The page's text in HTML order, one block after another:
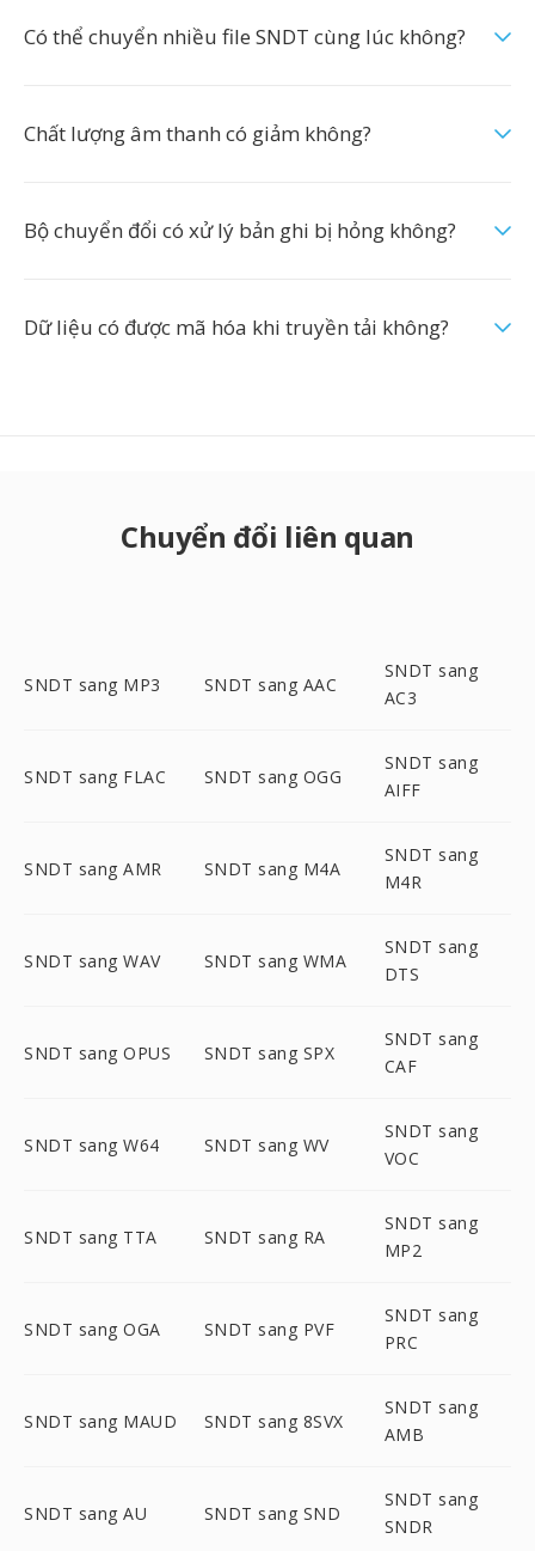
Có thể chuyển nhiều file SNDT cùng lúc không?
Chất lượng âm thanh có giảm không?
Bộ chuyển đổi có xử lý bản ghi bị hỏng không?
Dữ liệu có được mã hóa khi truyền tải không?
Chuyển đổi liên quan
SNDT sang MP3 SNDT sang AAC
SNDT sang
AC3
SNDT sang FLAC SNDT sang OGG
SNDT sang
AIFF
SNDT sang AMR SNDT sang M4A
SNDT sang
M4R
SNDT sang WAV SNDT sang WMA
SNDT sang
DTS
SNDT sang OPUS SNDT sang SPX
SNDT sang
CAF
SNDT sang W64 SNDT sang WV
SNDT sang
VOC
SNDT sang TTA SNDT sang RA
SNDT sang
MP2
SNDT sang OGA SNDT sang PVF
SNDT sang
PRC
SNDT sang MAUD SNDT sang 8SVX
SNDT sang
AMB
SNDT sang AU SNDT sang SND
SNDT sang
SNDR